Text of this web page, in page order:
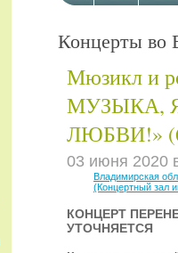
Концерты во
Мюзикл и
МУЗЫКА,
ЛЮБВИ!»
03 июня 2020
Владимирская
(Концертный зал
КОНЦЕРТ
УТОЧНЯЕТСЯ